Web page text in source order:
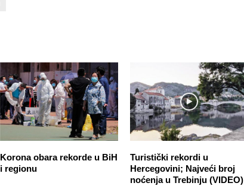
Korona obara rekorde u BiH
i regionu
Turistički rekordi u
Hercegovini; Najveći broj
noćenja u Trebinju (VIDEO)